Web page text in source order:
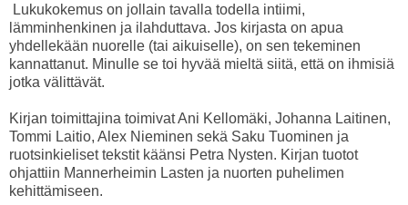
Lukukokemus on jollain tavalla todella intiimi,
lämminhenkinen ja ilahduttava. Jos kirjasta on apua
yhdellekään nuorelle (tai aikuiselle), on sen tekeminen
kannattanut. Minulle se toi hyvää mieltä siitä, että on ihmisiä
jotka välittävät.
Kirjan toimittajina toimivat Ani Kellomäki, Johanna Laitinen,
Tommi Laitio, Alex Nieminen sekä Saku Tuominen ja
ruotsinkieliset tekstit käänsi Petra Nysten. Kirjan tuotot
ohjattiin Mannerheimin Lasten ja nuorten puhelimen
kehittämiseen.